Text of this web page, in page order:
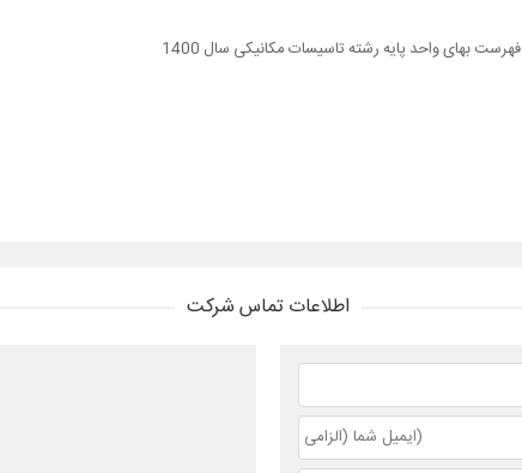
فهرست بهای واحد پایه رشته تاسیسات مکانیکی سال 1400
اطلاعات تماس شرکت